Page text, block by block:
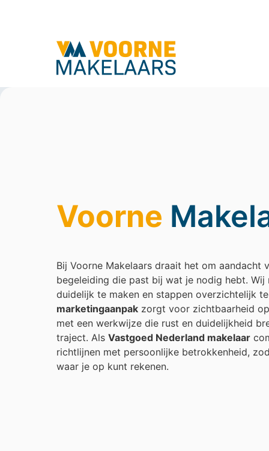
Voorne
Bij Voorne Makelaars draait het om aandacht
begeleiding die past bij wat je nodig hebt. Wij
duidelijk te maken en stappen overzichtelijk
marketingaanpak zorgt voor zichtbaarheid
met een werkwijze die rust en duidelijkheid
traject. Als Vastgoed Nederland makelaar
richtlijnen met persoonlijke betrokkenheid,
waar je op kunt rekenen.